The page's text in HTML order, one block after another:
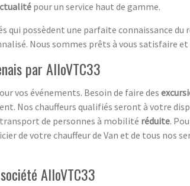
pour un service haut de gamme.
qui possèdent une parfaite connaissance
Nous sommes prêts à vous satisfaire
par AlloVTC33
vos événements. Besoin de faire des
Nos chauffeurs qualifiés seront à votre
de personnes à mobilité réduite.
de votre chauffeur de Van et de tous nos
AlloVTC33